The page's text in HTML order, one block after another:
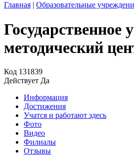
Главная | Образовательные
Государственное
методический
Код 131839
Действует Да
Информация
Достижения
Учатся и работают здесь
Фото
Видео
Филиалы
Отзывы